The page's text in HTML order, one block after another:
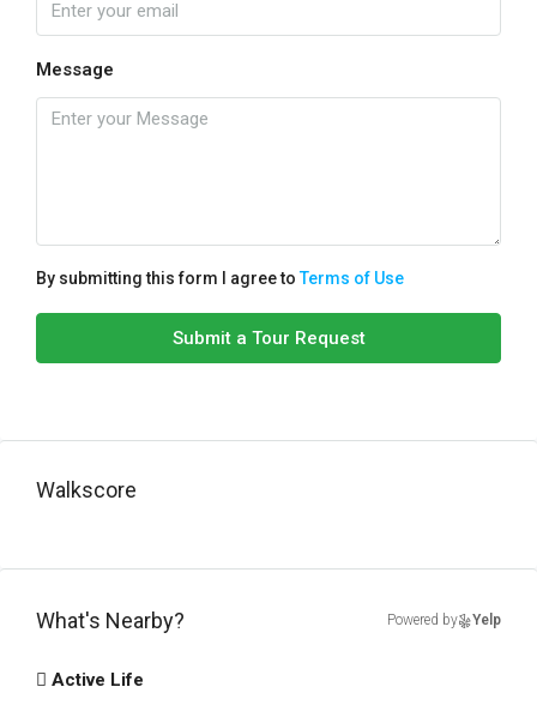
Message
By submitting this form I agree toTerms of Use
Submit a Tour Request
Walkscore
What's Nearby? Powered by Yelp
Active Life